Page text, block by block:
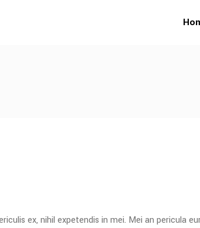
ex, nihil expetendis in mei. Mei an pericula